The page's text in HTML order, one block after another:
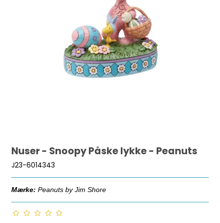
Nuser - Snoopy Påske lykke - Peanuts
J23-6014343
Mærke: Peanuts by Jim Shore